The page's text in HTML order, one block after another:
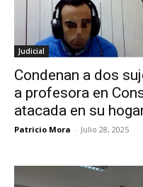
Judicial
Condenan a dos
a profesora en
atacada en su
Patricio Mora - Julio 28, 2025